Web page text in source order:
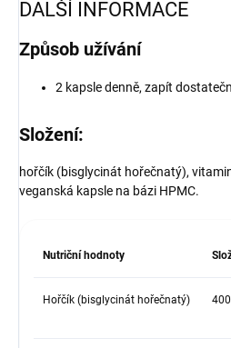
DALŠÍ INFORMACE
Způsob užívání
2 kapsle denně, zapít
Složení:
hořčík (bisglycinát hořečnatý),
veganská kapsle na bázi HPMC.
Nutriční hodnoty
Hořčík (bisglycinát hořečnatý)